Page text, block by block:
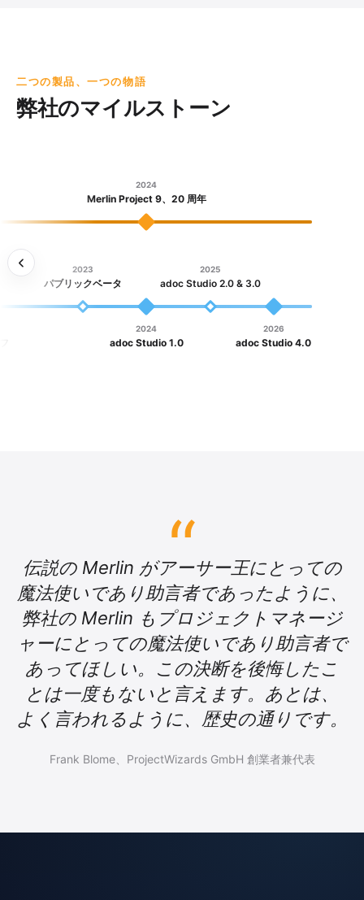
二つの製品、一つの物語
弊社のマイルストーン
2024
Merlin Project 9、20 周年
2023
パブリックベータ
2024
adoc Studio 1.0
2025
adoc Studio 2.0 & 3.0
2026
adoc Studio 4.0
伝説の Merlin がアーサー王にとっての
魔法使いであり助言者であったように、
弊社の Merlin もプロジェクトマネージ
ャーにとっての魔法使いであり助言者で
あってほしい。この決断を後悔したこ
とは一度もないと言えます。あとは、
よく言われるように、歴史の通りです。
Frank Blome、ProjectWizards GmbH 創業者兼代表